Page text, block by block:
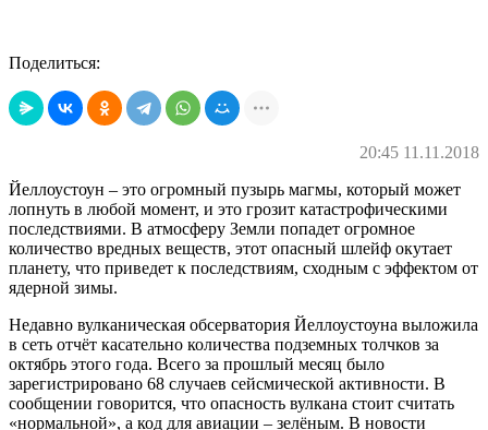
Поделиться:
20:45 11.11.2018
Йеллоустоун – это огромный пузырь магмы, который может
лопнуть в любой момент, и это грозит катастрофическими
последствиями. В атмосферу Земли попадет огромное
количество вредных веществ, этот опасный шлейф окутает
планету, что приведет к последствиям, сходным с эффектом от
ядерной зимы.
Недавно вулканическая обсерватория Йеллоустоуна выложила
в сеть отчёт касательно количества подземных толчков за
октябрь этого года. Всего за прошлый месяц было
зарегистрировано 68 случаев сейсмической активности. В
сообщении говорится, что опасность вулкана стоит считать
«нормальной», а код для авиации – зелёным. В новости